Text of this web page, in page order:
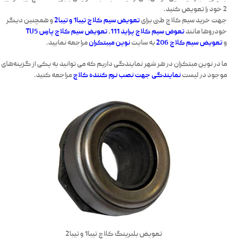
2 خود را تعویض کنید.
جهت خرید سیم کلاچ طبی برایتعویض سیم کلاچ تیبا1 و تیبا2
و همچنین دیگر
خودروها مانندتعوض سیم کلاچ پراید 111 ،تعویض سیم کلاچ پارس TU5
وتعویض سیم کلاچ 206 به سایتنوین میبتکرانمراجعه نمایید.
ما در نوین مبتکران در هر شهر نمایندگی داریم که می توانید به یکی از گزینه‌های
موجود در لیستنمایندگی جهت نصب نرم کننده کلاچمراجعه کنید.
تعویض بلبرینگ کلاچ تیبا1 و تیبا2